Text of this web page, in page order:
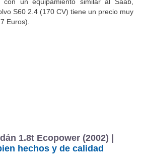
con un equipamiento similar al Saab,
S60 2.4 (170 CV) tiene un precio muy
Euros).
1.8t Ecopower (2002) |
hechos y de calidad